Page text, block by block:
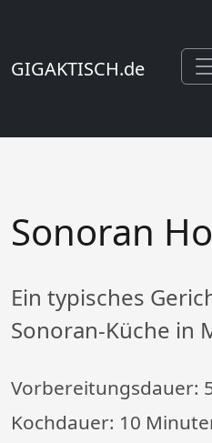
GIGAKTISCH.de
Sonoran
Ein typisches
Sonoran-Küche in
Vorbereitungsdauer:
Kochdauer: 10